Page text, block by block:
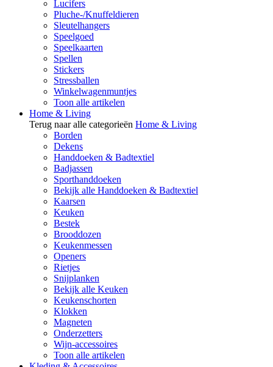
Lucifers
Pluche-/Knuffeldieren
Sleutelhangers
Speelgoed
Speelkaarten
Spellen
Stickers
Stressballen
Winkelwagenmuntjes
Toon alle artikelen
Home & Living
Terug naar alle categorieën Home & Living
Borden
Dekens
Handdoeken & Badtextiel
Badjassen
Sporthanddoeken
Bekijk alle Handdoeken & Badtextiel
Kaarsen
Keuken
Bestek
Brooddozen
Keukenmessen
Openers
Rietjes
Snijplanken
Bekijk alle Keuken
Keukenschorten
Klokken
Magneten
Onderzetters
Wijn-accessoires
Toon alle artikelen